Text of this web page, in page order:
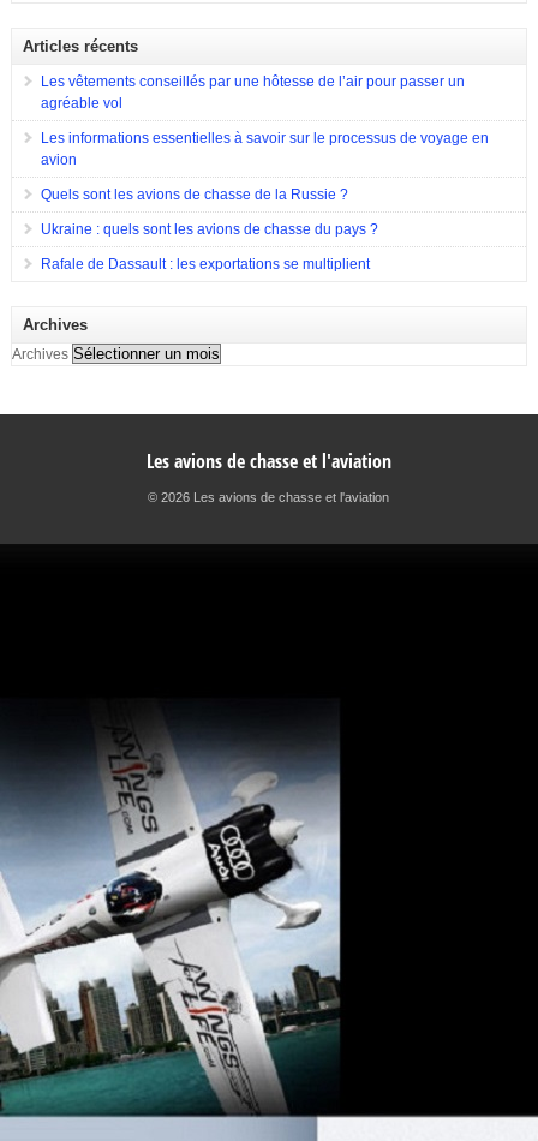
construit afin d’assurer les missions d’appui à proximité immédiate des
forces terrestres. Il a été utilisé en 2009 lors de la guerre en Afghanistan.
Eurocopter Tigre EC655
Articles récents
Les vêtements conseillés par une hôtesse de l’air pour passer un
agréable vol
Les informations essentielles à savoir sur le processus de voyage en
avion
Quels sont les avions de chasse de la Russie ?
Ukraine : quels sont les avions de chasse du pays ?
Rafale de Dassault : les exportations se multiplient
Archives
Archives
Les avions de chasse et l'aviation
© 2026 Les avions de chasse et l'aviation